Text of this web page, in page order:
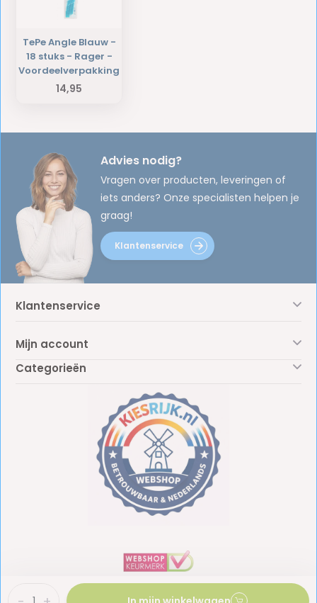
TePe Angle Blauw -
18 stuks - Rager -
Voordeelverpakking
14,95
Advies nodig?
Vragen over producten, leveringen of
iets anders? Onze specialisten helpen je
graag!
Klantenservice
Klantenservice
Mijn account
Categorieën